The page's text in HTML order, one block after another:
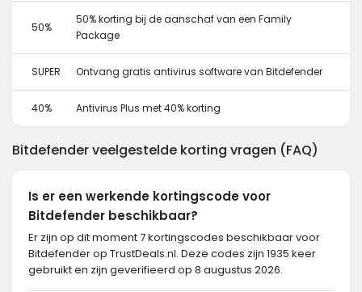
50%
50% korting bij de aanschaf van een Family
Package
SUPER Ontvang gratis antivirus software van Bitdefender
40% Antivirus Plus met 40% korting
Bitdefender veelgestelde korting vragen (FAQ)
Is er een werkende kortingscode voor
Bitdefender beschikbaar?
Er zijn op dit moment 7 kortingscodes beschikbaar voor
Bitdefender op TrustDeals.nl. Deze codes zijn 1935 keer
gebruikt en zijn geverifieerd op 8 augustus 2026.